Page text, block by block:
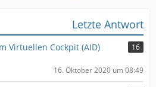
Letzte Antwort
Virtuellen Cockpit (AID)
16
16. Oktober 2020 um 08:49